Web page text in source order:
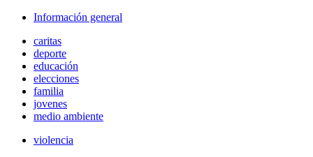
Información general
caritas
deporte
educación
elecciones
familia
jovenes
medio ambiente
violencia